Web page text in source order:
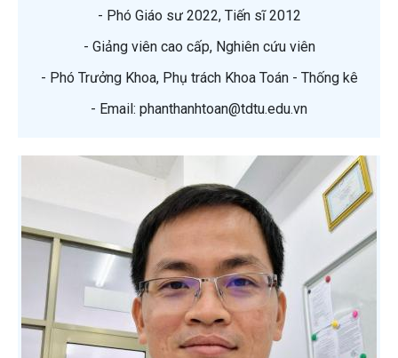
- Phó Giáo sư 2022, Tiến sĩ 2012
- Giảng viên cao cấp, Nghiên cứu viên
- Phó Trưởng Khoa, Phụ trách Khoa Toán - Thống kê
- Email: phanthanhtoan@tdtu.edu.vn